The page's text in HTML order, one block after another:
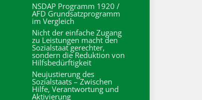
NSDAP Programm 1920 /
AFD Grundsatzprogramm
im Vergleich
Nicht der einfache Zugang
zu Leistungen macht den
Sozialstaat gerechter,
sondern die Reduktion von
Hilfsbedürftigkeit
Neujustierung des
Sozialstaats – Zwischen
Hilfe, Verantwortung und
Aktivierung